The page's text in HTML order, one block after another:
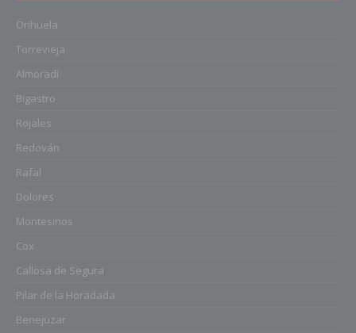
Orihuela
Torrevieja
Almoradí
Bigastro
Rojales
Redován
Rafal
Dolores
Montesinos
Cox
Callosa de Segura
Pilar de la Horadada
Benejuzar